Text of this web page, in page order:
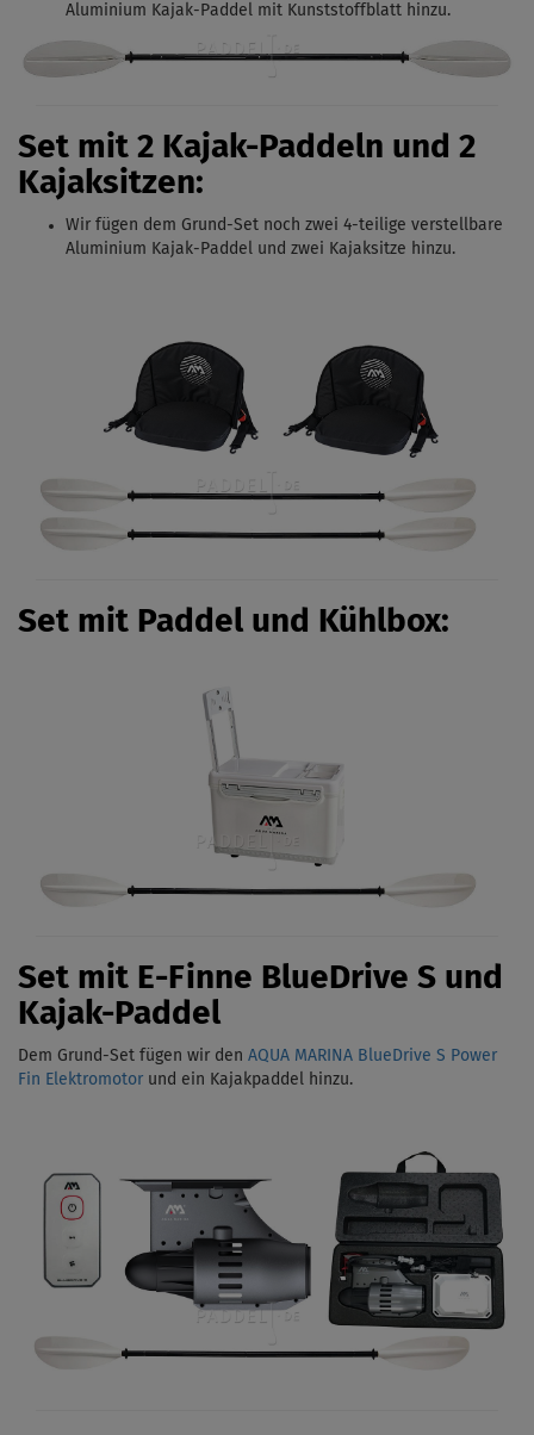
Aluminium Kajak-Paddel mit Kunststoffblatt hinzu.
Set mit 2 Kajak-Paddeln und 2
Kajaksitzen:
Wir fügen dem Grund-Set noch zwei 4-teilige verstellbare
Aluminium Kajak-Paddel
und zwei Kajaksitze hinzu.
Set mit Paddel und Kühlbox:
Set mit E-Finne BlueDrive S und
Kajak-Paddel
Dem Grund-Set fügen wir den AQUA MARINA BlueDrive S Power
Fin Elektromotor und ein Kajakpaddel hinzu.